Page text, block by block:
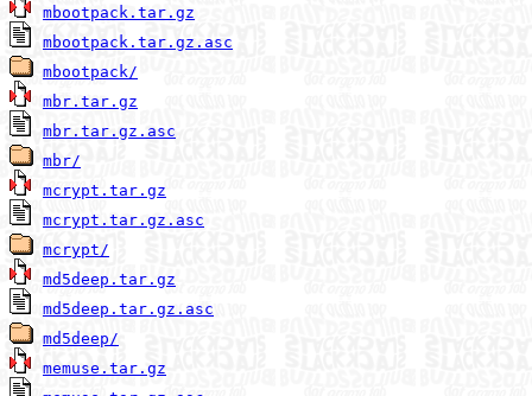
mbootpack.tar.gz
mbootpack.tar.gz.asc
mbootpack/
mbr.tar.gz
mbr.tar.gz.asc
mbr/
mcrypt.tar.gz
mcrypt.tar.gz.asc
mcrypt/
md5deep.tar.gz
md5deep.tar.gz.asc
md5deep/
memuse.tar.gz